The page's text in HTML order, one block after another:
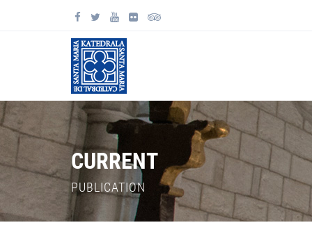
CURRENT
PUBLICATION